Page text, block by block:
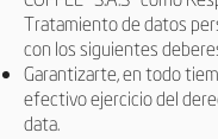
Tratamiento de datos
con los siguientes
Garantizarte, en todo
efectivo ejercicio del
data.